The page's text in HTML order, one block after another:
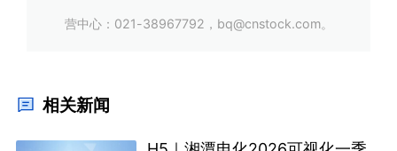
营中心：021-38967792，bq@cnstock.com。
相关新闻